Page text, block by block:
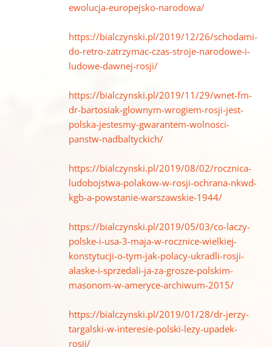
ewolucja-europejsko-narodowa/
https://bialczynski.pl/2019/12/26/schodami-
do-retro-zatrzymac-czas-stroje-narodowe-i-
ludowe-dawnej-rosji/
https://bialczynski.pl/2019/11/29/wnet-fm-
dr-bartosiak-glownym-wrogiem-rosji-jest-
polska-jestesmy-gwarantem-wolnosci-
panstw-nadbaltyckich/
https://bialczynski.pl/2019/08/02/rocznica-
ludobojstwa-polakow-w-rosji-ochrana-nkwd-
kgb-a-powstanie-warszawskie-1944/
https://bialczynski.pl/2019/05/03/co-laczy-
polske-i-usa-3-maja-w-rocznice-wielkiej-
konstytucji-o-tym-jak-polacy-ukradli-rosji-
alaske-i-sprzedali-ja-za-grosze-polskim-
masonom-w-ameryce-archiwum-2015/
https://bialczynski.pl/2019/01/28/dr-jerzy-
targalski-w-interesie-polski-lezy-upadek-
rosji/